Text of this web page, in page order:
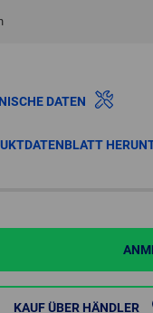
DATEN
KAUF ÜBER HÄNDLER